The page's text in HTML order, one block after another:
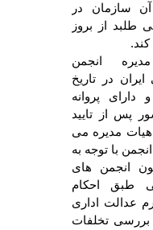
سازمان در
طلبد از بروز
انجمن
در تاریخ
و دارای پروانه
پس از تایید
مدیره می
با توجه به
انجمن های
طبق احکام
عدالت اداری
بررسی تخلفات